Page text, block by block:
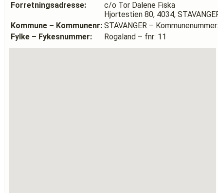
Forretningsadresse:
c/o Tor Dalene Fiska
Hjortestien 80, 4034,
Kommune – Kommunenr: STAVANGER –
Fylke – Fykesnummer:
Rogaland – fnr: 11